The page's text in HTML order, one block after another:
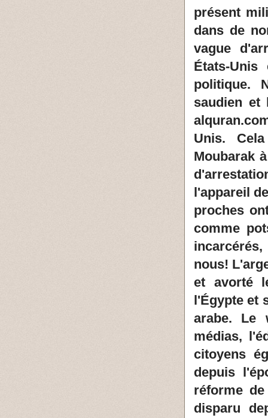
présent
dans de
vague
États-
politique.
saudien et
Unis.
Moubarak
l'appareil
proches
comme
nous!
et avorté
l'Égypte et
arabe. Le
médias,
citoyens
depuis
réforme
disparu